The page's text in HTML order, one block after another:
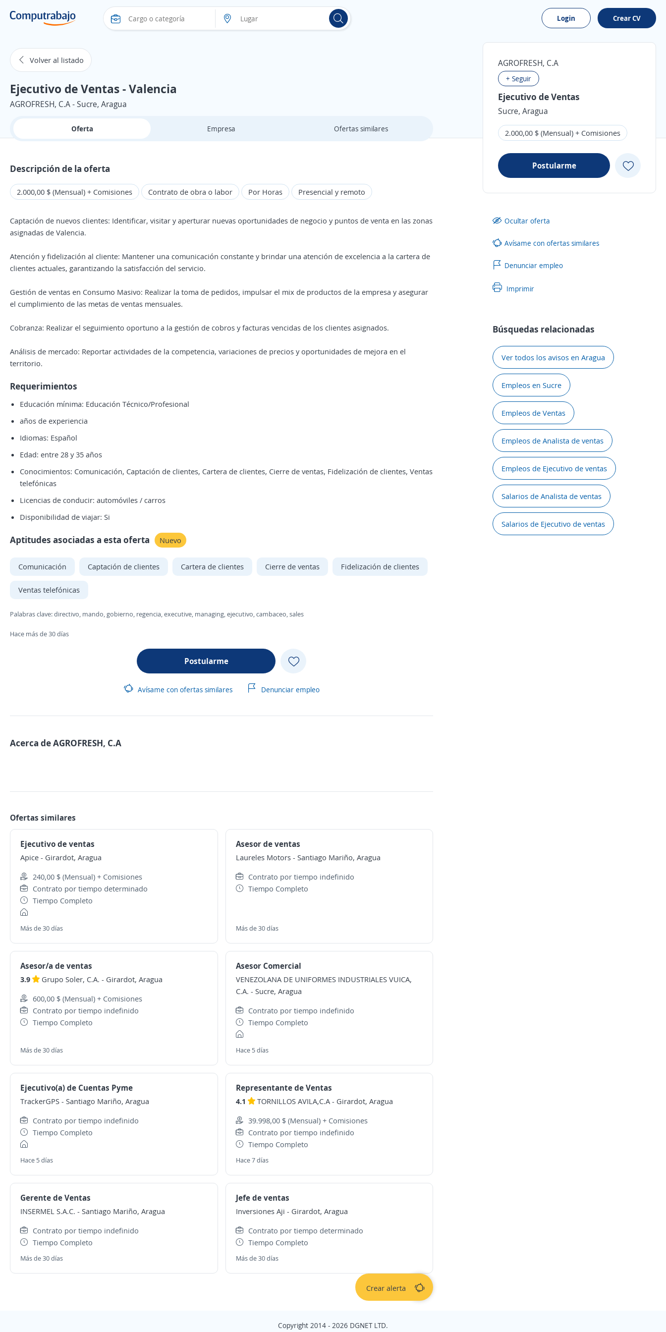
Login Crear CV
Volver al listado
Ejecutivo de Ventas - Valencia
AGROFRESH, C.A - Sucre, Aragua
Oferta Empresa Ofertas similares
Descripción de la oferta
2.000,00 $ (Mensual) + Comisiones Contrato de obra o labor Por Horas Presencial y remoto
Captación de nuevos clientes: Identificar, visitar y aperturar nuevas oportunidades de negocio y puntos de venta en las zonas
asignadas de Valencia.
Atención y fidelización al cliente: Mantener una comunicación constante y brindar una atención de excelencia a la cartera de
clientes actuales, garantizando la satisfacción del servicio.
Gestión de ventas en Consumo Masivo: Realizar la toma de pedidos, impulsar el mix de productos de la empresa y asegurar
el cumplimiento de las metas de ventas mensuales.
Cobranza: Realizar el seguimiento oportuno a la gestión de cobros y facturas vencidas de los clientes asignados.
Análisis de mercado: Reportar actividades de la competencia, variaciones de precios y oportunidades de mejora en el
territorio.
Requerimientos
Educación mínima: Educación Técnico/Profesional
años de experiencia
Idiomas: Español
Edad: entre 28 y 35 años
Conocimientos: Comunicación, Captación de clientes, Cartera de clientes, Cierre de ventas, Fidelización de clientes, Ventas
telefónicas
Licencias de conducir: automóviles / carros
Disponibilidad de viajar: Si
Aptitudes asociadas a esta oferta Nuevo
Comunicación Captación de clientes Cartera de clientes Cierre de ventas Fidelización de clientes
Ventas telefónicas
Palabras clave: directivo, mando, gobierno, regencia, executive, managing, ejecutivo, cambaceo, sales
Hace más de 30 días
Postularme
Avísame con ofertas similares Denunciar empleo
Acerca de AGROFRESH, C.A
Ofertas similares
Ejecutivo de ventas
Apice - Girardot, Aragua
240,00 $ (Mensual) + Comisiones
Contrato por tiempo determinado
Tiempo Completo
Más de 30 días
Asesor de ventas
Laureles Motors - Santiago Mariño, Aragua
Contrato por tiempo indefinido
Tiempo Completo
Más de 30 días
Asesor/a de ventas
3.9 Grupo Soler, C.A. - Girardot, Aragua
600,00 $ (Mensual) + Comisiones
Contrato por tiempo indefinido
Tiempo Completo
Más de 30 días
Asesor Comercial
VENEZOLANA DE UNIFORMES INDUSTRIALES VUICA,
C.A. - Sucre, Aragua
Contrato por tiempo indefinido
Tiempo Completo
Hace 5 días
Ejecutivo(a) de Cuentas Pyme
TrackerGPS - Santiago Mariño, Aragua
Contrato por tiempo indefinido
Tiempo Completo
Hace 5 días
Representante de Ventas
4.1 TORNILLOS AVILA,C.A - Girardot, Aragua
39.998,00 $ (Mensual) + Comisiones
Contrato por tiempo indefinido
Tiempo Completo
Hace 7 días
Gerente de Ventas
INSERMEL S.A.C. - Santiago Mariño, Aragua
Contrato por tiempo indefinido
Tiempo Completo
Más de 30 días
Jefe de ventas
Inversiones Aji - Girardot, Aragua
Contrato por tiempo determinado
Tiempo Completo
Más de 30 días
Crear alerta
AGROFRESH, C.A
+ Seguir
Ejecutivo de Ventas
Sucre, Aragua
2.000,00 $ (Mensual) + Comisiones
Postularme
Ocultar oferta
Avísame con ofertas similares
Denunciar empleo
Imprimir
Búsquedas relacionadas
Ver todos los avisos en Aragua
Empleos en Sucre
Empleos de Ventas
Empleos de Analista de ventas
Empleos de Ejecutivo de ventas
Salarios de Analista de ventas
Salarios de Ejecutivo de ventas
Copyright 2014 - 2026 DGNET LTD.